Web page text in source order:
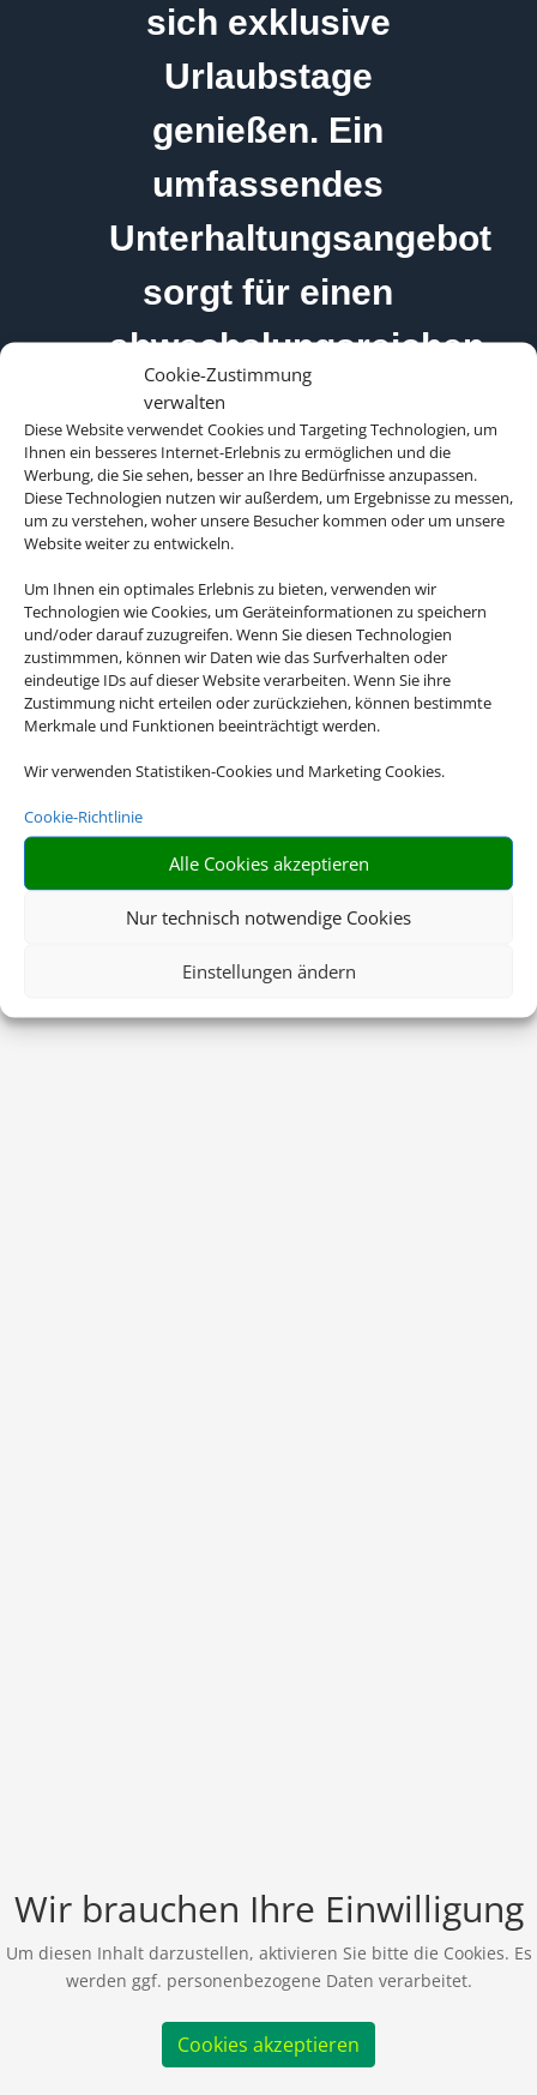
Cookie-Zustimmung
verwalten
Diese Website verwendet Cookies und Targeting Technologien, um
Ihnen ein besseres Internet-Erlebnis zu ermöglichen und die
Werbung, die Sie sehen, besser an Ihre Bedürfnisse anzupassen.
Diese Technologien nutzen wir außerdem, um Ergebnisse zu messen,
um zu verstehen, woher unsere Besucher kommen oder um unsere
Website weiter zu entwickeln.
Um Ihnen ein optimales Erlebnis zu bieten, verwenden wir
Technologien wie Cookies, um Geräteinformationen zu speichern
und/oder darauf zuzugreifen. Wenn Sie diesen Technologien
zustimmmen, können wir Daten wie das Surfverhalten oder
eindeutige IDs auf dieser Website verarbeiten. Wenn Sie ihre
Zustimmung nicht erteilen oder zurückziehen, können bestimmte
Merkmale und Funktionen beeinträchtigt werden.
Wir verwenden Statistiken-Cookies und Marketing Cookies.
Cookie-Richtlinie
Alle Cookies akzeptieren
Nur technisch notwendige Cookies
Einstellungen ändern
sich exklusive
Urlaubstage
genießen. Ein
umfassendes
Unterhaltungsangebot
sorgt für einen
abwechslungsreichen
Urlaub.
Wir brauchen Ihre Einwilligung
Um diesen Inhalt darzustellen, aktivieren Sie bitte die Cookies. Es
werden ggf. personenbezogene Daten verarbeitet.
Cookies akzeptieren